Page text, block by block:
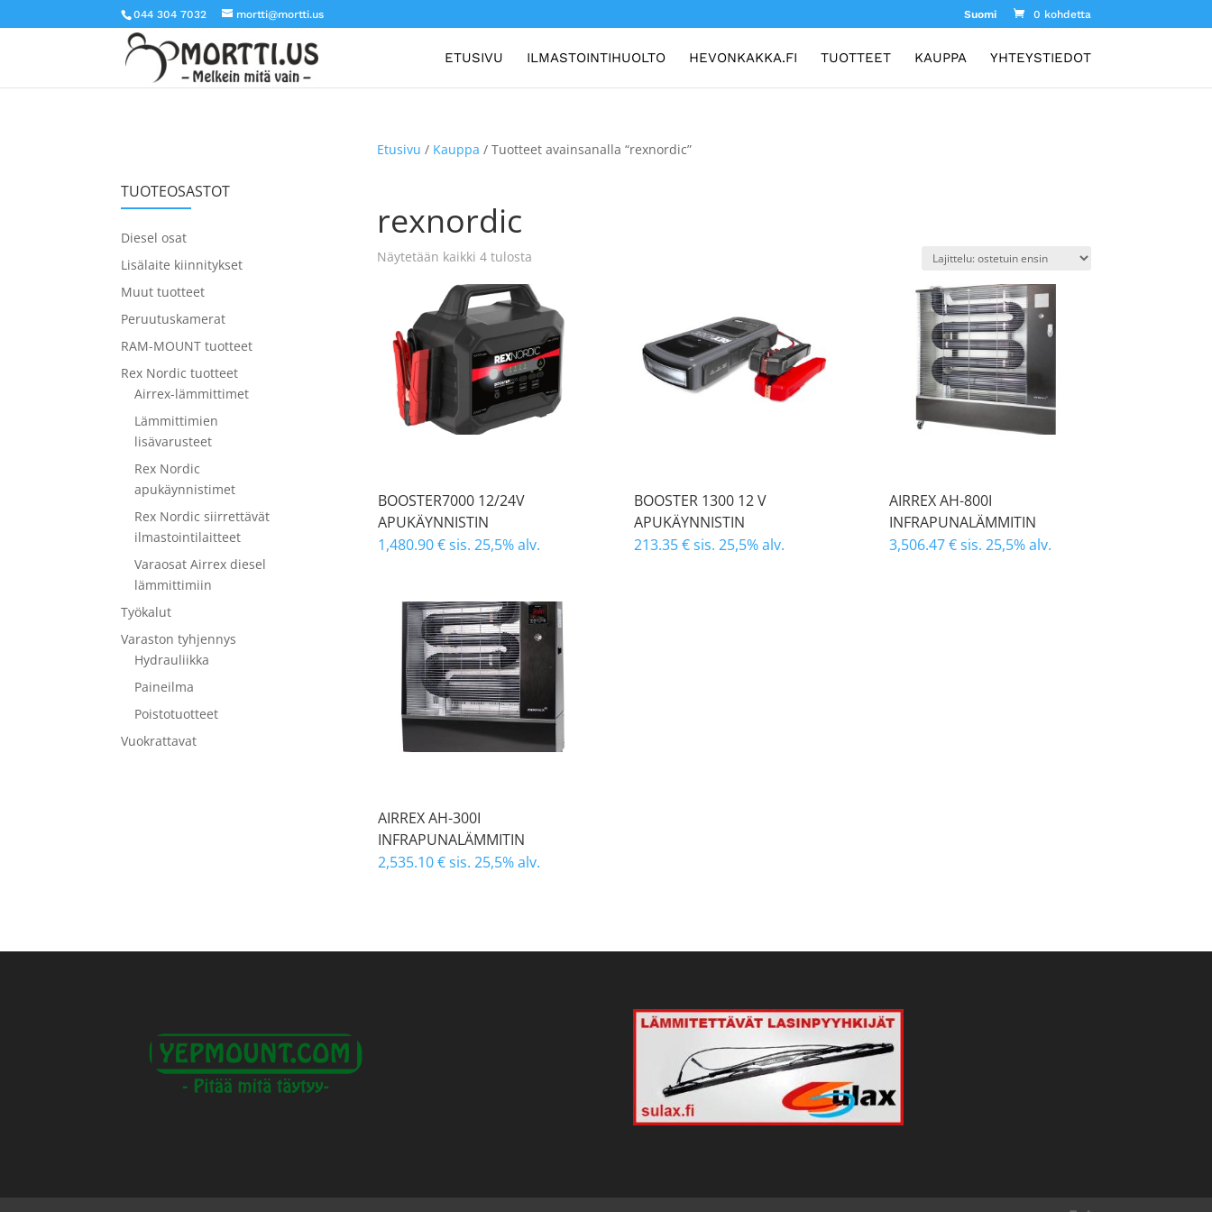
044 304 7032 mortti@mortti.us Suomi 0 kohdetta
ETUSIVU ILMASTOINTIHUOLTO HEVONKAKKA.FI TUOTTEET KAUPPA YHTEYSTIEDOT
Etusivu / Kauppa / Tuotteet avainsanalla “rexnordic”
rexnordic
Näytetään kaikki 4 tulosta
BOOSTER7000 12/24V
APUKÄYNNISTIN
1,480.90€sis. 25,5% alv.
BOOSTER 1300 12 V
APUKÄYNNISTIN
213.35€ sis. 25,5% alv.
AIRREX AH-800I
INFRAPUNALÄMMITIN
3,506.47€sis. 25,5% alv.
AIRREX AH-300I
INFRAPUNALÄMMITIN
2,535.10€sis. 25,5% alv.
TUOTEOSASTOT
Diesel osat
Lisälaite kiinnitykset
Muut tuotteet
Peruutuskamerat
RAM-MOUNT tuotteet
Rex Nordic tuotteet
Airrex-lämmittimet
Lämmittimien
lisävarusteet
Rex Nordic
apukäynnistimet
Rex Nordic siirrettävät
ilmastointilaitteet
Varaosat Airrex diesel
lämmittimiin
Työkalut
Varaston tyhjennys
Hydrauliikka
Paineilma
Poistotuotteet
Vuokrattavat